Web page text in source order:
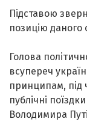
Підставою
позицію даного
Голова
всупереч
принципам, під
публічні
Володимира